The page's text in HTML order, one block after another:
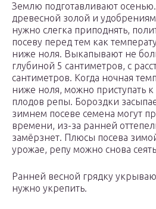
Землю подготавливают
древесной золой и
нужно слегка приподнять,
посеву перед тем как
ниже ноля. Выкапывают не
глубиной 5 сантиметров, с
сантиметров. Когда ночная
ниже ноля, можно приступать
плодов репы. Бороздки
зимнем посеве семена могут
времени, из-за ранней
замёрзнет. Плюсы посева
урожае, репу можно снова
Ранней весной грядку
нужно укрепить.